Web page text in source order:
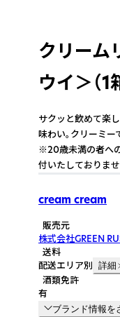
クリーム
ウイ＞（
サクッと飲めて楽
味わい。クリーミ
※20歳未満の者へ
付いたしておりま
cream cream
販売元
株式会社GREEN
送料
配送エリア別 詳細
酒類免許
有
ブランド情報を